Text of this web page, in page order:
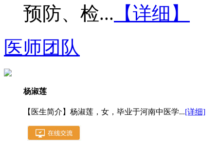
预防、检... 【详细】
医师团队
杨淑莲
【医生简介】杨淑莲，女，毕业于河南中医学...[详细]